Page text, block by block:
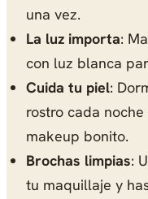
una vez.
La luz importa:
con luz blanca
Cuida tu piel:
rostro cada
makeup bonito.
Brochas limpias:
tu maquillaje y